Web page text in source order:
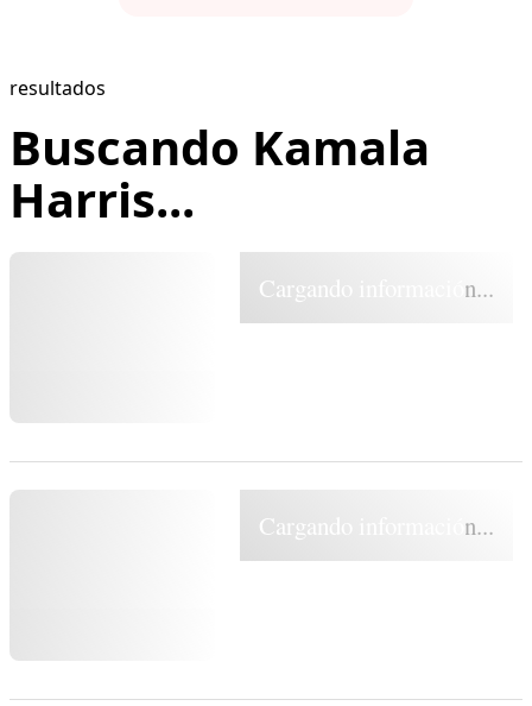
resultados
Buscando Kamala
Harris...
Cargando información...
Cargando información...